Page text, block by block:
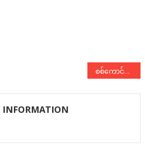
စစ်ကောင်စီဖိတ်ခေါ်မှု လူ့ဘောင်သစ်ဒီမိုကရက်တစ်ပါတီ ဘာလို့ ပယ်ချလဲ
INFORMATION